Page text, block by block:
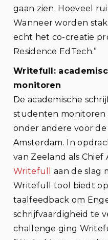
gaan zien. Hoeveel
Wanneer worden
echt het co-creatie
Residence EdTech.”
Writefull:
monitoren
De academische
studenten
onder andere voor de
Amsterdam. In
van Zeeland als Chief
Writefull
aan de slag
Writefull tool biedt
taalfeedback om
schrijfvaardigheid te
challenge ging